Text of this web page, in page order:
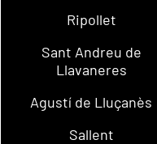
Ripollet
Sant Andreu de
Llavaneres
Agustí de Lluçanès
Sallent